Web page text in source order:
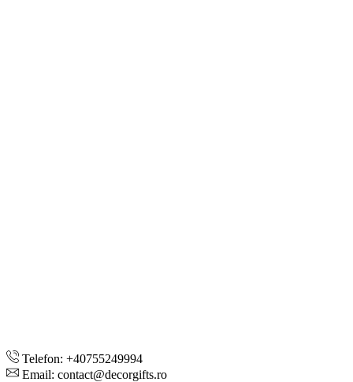
Telefon: +40755249994
Email: contact@decorgifts.ro